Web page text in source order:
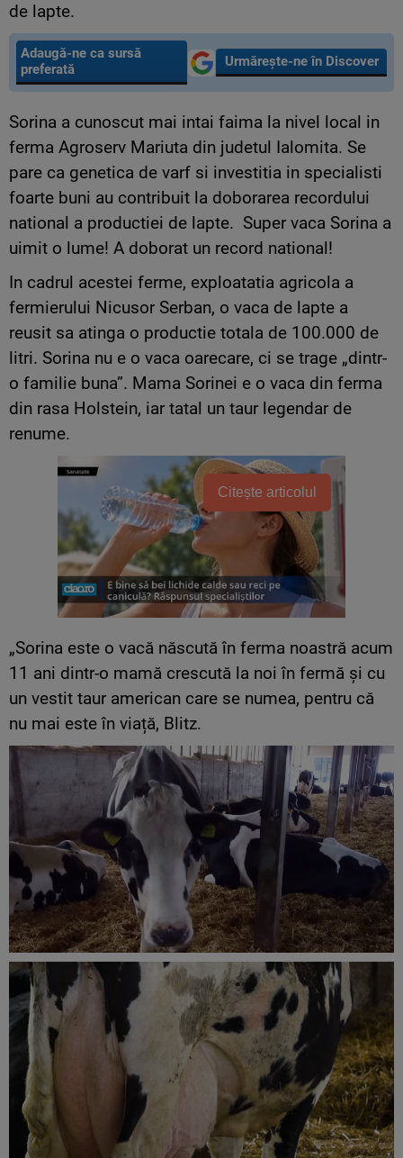
de lapte.
Adaugă-ne ca sursă
preferată
Urmărește-ne în Discover
Sorina a cunoscut mai intai faima la nivel local in
ferma Agroserv Mariuta din judetul Ialomita. Se
pare ca genetica de varf si investitia in specialisti
foarte buni au contribuit la doborarea recordului
national a productiei de lapte. Super vaca Sorina a
uimit o lume! A doborat un record national!
In cadrul acestei ferme, exploatatia agricola a
fermierului Nicusor Serban, o vaca de lapte a
reusit sa atinga o productie totala de 100.000 de
litri. Sorina nu e o vaca oarecare, ci se trage „dintr-
o familie buna”. Mama Sorinei e o vaca din ferma
din rasa Holstein, iar tatal un taur legendar de
renume.
Citește articolul
„Sorina este o vacă născută în ferma noastră acum
11 ani dintr-o mamă crescută la noi în fermă și cu
un vestit taur american care se numea, pentru că
nu mai este în viață, Blitz.